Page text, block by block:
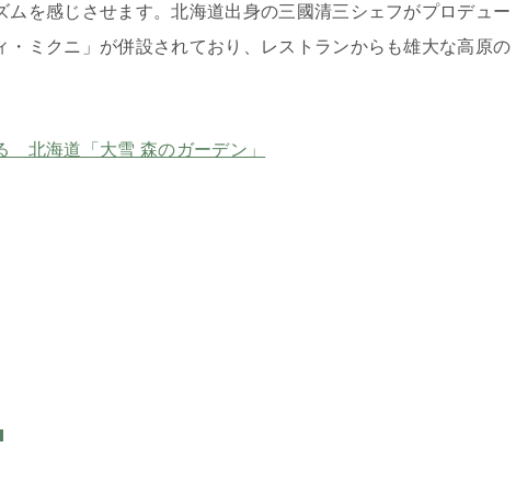
を感じさせます。北海道出身の三國清三シェフがプロデュー
・ミクニ」が併設されており、レストランからも雄大な高原の
北海道「大雪 森のガーデン」